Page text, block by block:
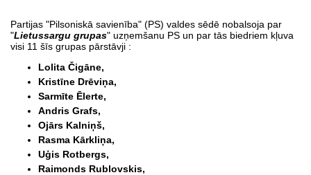
Partijas "Pilsoniskā savienība" (PS) valdes sēdē nobalsoja par
"Lietussargu grupas" uzņemšanu PS un par tās biedriem kļuva
visi 11 šīs grupas pārstāvji :
Lolita Čigāne,
Kristīne Drēviņa,
Sarmīte Ēlerte,
Andris Grafs,
Ojārs Kalniņš,
Rasma Kārkliņa,
Uģis Rotbergs,
Raimonds Rublovskis,